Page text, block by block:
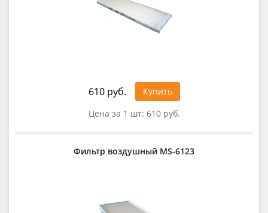
610 руб.
Купить
Цена за 1 шт: 610 руб.
Фильтр воздушный MS-6123